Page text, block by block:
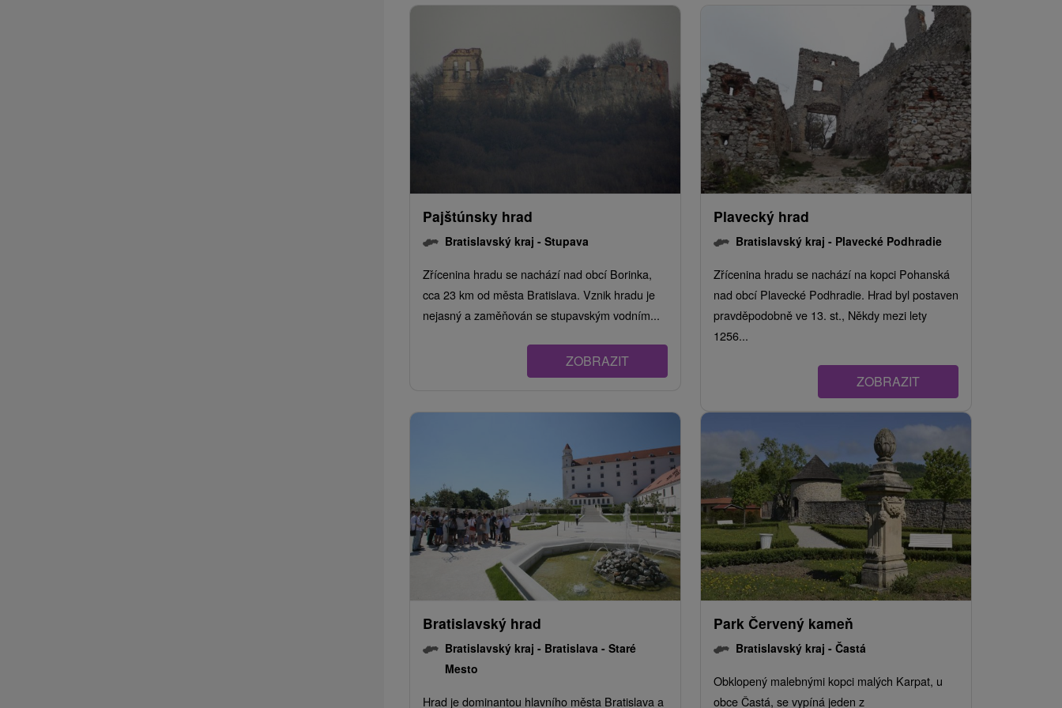
Pajštúnsky hrad
Bratislavský kraj - Stupava
Zřícenina hradu se nachází nad obcí Borinka,
cca 23 km od města Bratislava. Vznik hradu je
nejasný a zaměňován se stupavským vodním...
ZOBRAZIT
Plavecký hrad
Bratislavský kraj - Plavecké Podhradie
Zřícenina hradu se nachází na kopci Pohanská
nad obcí Plavecké Podhradie. Hrad byl postaven
pravděpodobně ve 13. st., Někdy mezi lety
1256...
ZOBRAZIT
Bratislavský hrad
Bratislavský kraj - Bratislava - Staré
Mesto
Hrad je dominantou hlavního města Bratislava a
Park Červený kameň
Bratislavský kraj - Častá
Obklopený malebnými kopci malých Karpat, u
obce Častá, se vypíná jeden z